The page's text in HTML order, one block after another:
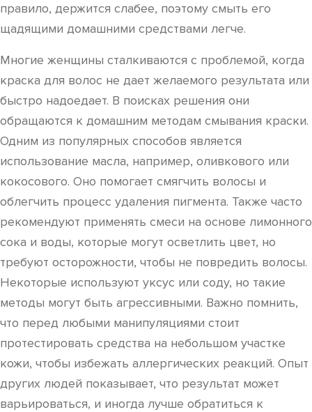
правило, держится слабее, поэтому смыть его
щадящими домашними средствами легче.
Многие женщины сталкиваются с проблемой, когда
краска для волос не дает желаемого результата или
быстро надоедает. В поисках решения они
обращаются к домашним методам смывания краски.
Одним из популярных способов является
использование масла, например, оливкового или
кокосового. Оно помогает смягчить волосы и
облегчить процесс удаления пигмента. Также часто
рекомендуют применять смеси на основе лимонного
сока и воды, которые могут осветлить цвет, но
требуют осторожности, чтобы не повредить волосы.
Некоторые используют уксус или соду, но такие
методы могут быть агрессивными. Важно помнить,
что перед любыми манипуляциями стоит
протестировать средства на небольшом участке
кожи, чтобы избежать аллергических реакций. Опыт
других людей показывает, что результат может
варьироваться, и иногда лучше обратиться к